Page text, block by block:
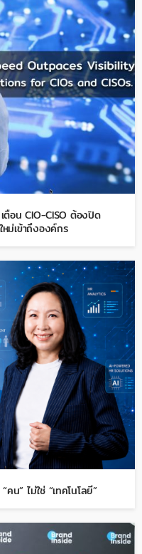
ตือน CIO-CISO ต้องปิด
ม่เข้าถึงองค์กร
น” ไม่ใช่ “เทคโนโลยี”